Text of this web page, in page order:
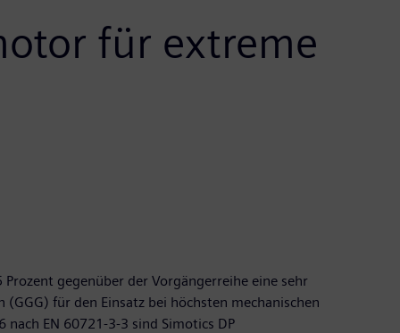
für extreme
gegenüber der Vorgängerreihe eine sehr
für den Einsatz bei höchsten mechanischen
EN 60721-3-3 sind Simotics DP